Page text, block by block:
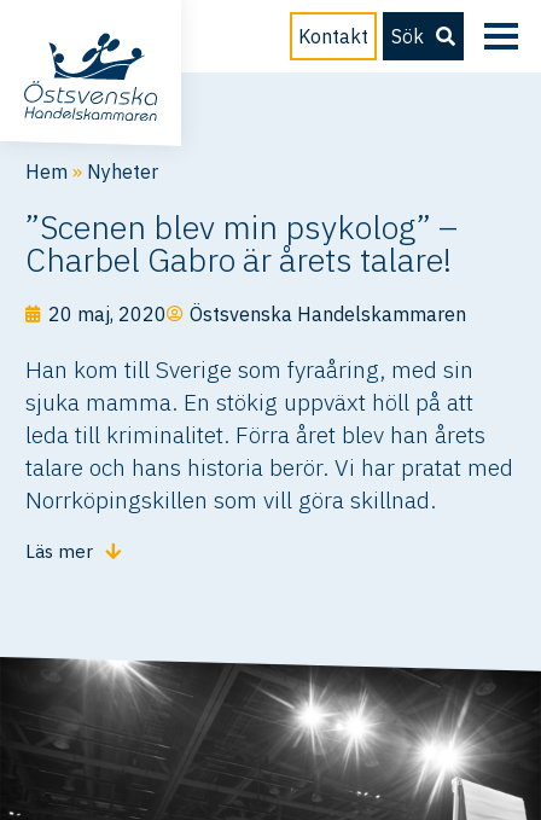
Kontakt Sök
Hem » Nyheter
”Scenen blev min psykolog” –
Charbel Gabro är årets talare!
20 maj, 2020 Östsvenska Handelskammaren
Han kom till Sverige som fyraåring, med sin
sjuka mamma. En stökig uppväxt höll på att
leda till kriminalitet. Förra året blev han årets
talare och hans historia berör. Vi har pratat med
Norrköpingskillen som vill göra skillnad.
Läs mer